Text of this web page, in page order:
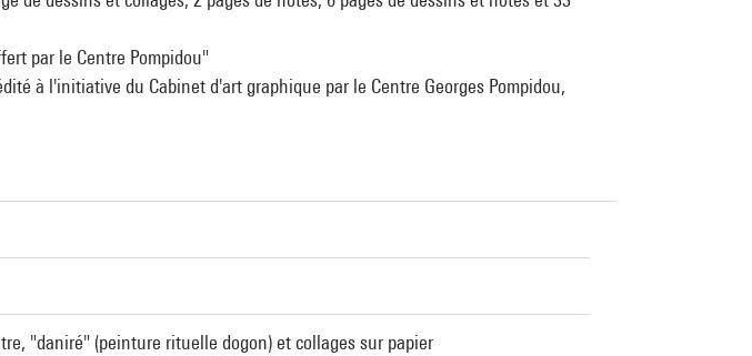
par le Centre Pompidou"
à l'initiative du Cabinet d'art graphique par le Centre Georges Pompidou,
"daniré" (peinture rituelle dogon) et collages sur papier